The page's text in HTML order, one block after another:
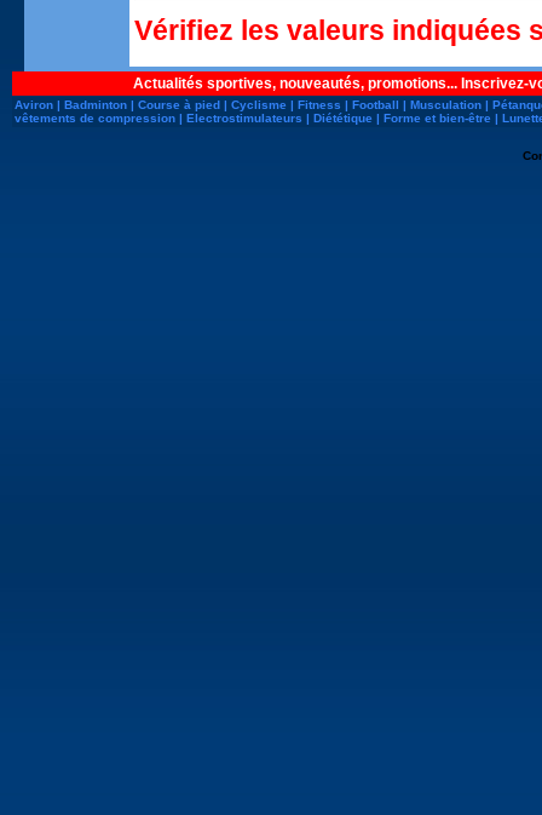
Vérifiez les valeurs indiquées
Actualités sportives, nouveautés, promotions... Inscrivez-
Aviron | Badminton | Course à pied | Cyclisme | Fitness | Football | Musculation |
vêtements de compression | Electrostimulateurs | Diététique | Forme et bien-être |